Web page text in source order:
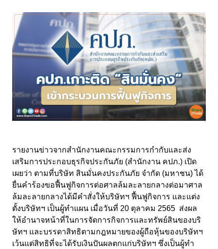
รายงานข่าวจากสำนักงานคณะกรรมการกำกับและส่ง
เสริมการประกอบธุรกิจประกันภัย (สำนักงาน คปภ.) เปิด
เผยว่า ตามที่บริษัท สินมั่นคงประกันภัย จำกัด (มหาชน) ได้
ยื่นคำร้องขอฟื้นฟูกิจการต่อศาลล้มละลายกลางต่อมาศาล
ล้มละลายกลางได้มีคำสั่งให้บริษัทฯ ฟื้นฟูกิจการ และแต่ง
ตั้งบริษัทฯ เป็นผู้ทำแผน เมื่อวันที่ 20 ตุลาคม 2565 ส่งผล
ให้อำนาจหน้าที่ในการจัดการกิจการและทรัพย์สินของบริ
ษัทฯ และบรรดาสิทธิตามกฎหมายของผู้ถือหุ้นของบริษัทฯ
เว้นแต่สิทธิที่จะได้รับเงินปันผลตกแก่บริษัทฯ ซึ่งเป็นผู้ทำ